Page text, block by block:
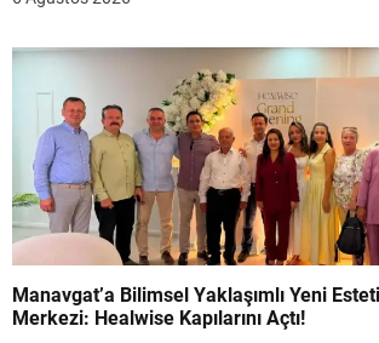
Manavgat’a Bilimsel Yaklaşımlı Yeni
Merkezi: Healwise Kapılarını Açtı!